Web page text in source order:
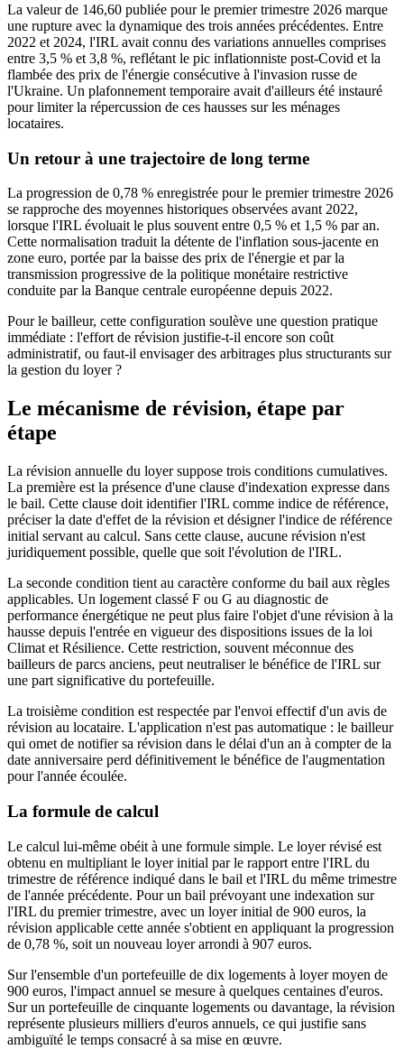
La valeur de 146,60 publiée pour le premier trimestre 2026 marque
une rupture avec la dynamique des trois années précédentes. Entre
2022 et 2024, l'IRL avait connu des variations annuelles comprises
entre 3,5 % et 3,8 %, reflétant le pic inflationniste post-Covid et la
flambée des prix de l'énergie consécutive à l'invasion russe de
l'Ukraine. Un plafonnement temporaire avait d'ailleurs été instauré
pour limiter la répercussion de ces hausses sur les ménages
locataires.
Un retour à une trajectoire de long terme
La progression de 0,78 % enregistrée pour le premier trimestre 2026
se rapproche des moyennes historiques observées avant 2022,
lorsque l'IRL évoluait le plus souvent entre 0,5 % et 1,5 % par an.
Cette normalisation traduit la détente de l'inflation sous-jacente en
zone euro, portée par la baisse des prix de l'énergie et par la
transmission progressive de la politique monétaire restrictive
conduite par la Banque centrale européenne depuis 2022.
Pour le bailleur, cette configuration soulève une question pratique
immédiate : l'effort de révision justifie-t-il encore son coût
administratif, ou faut-il envisager des arbitrages plus structurants sur
la gestion du loyer ?
Le mécanisme de révision, étape par
étape
La révision annuelle du loyer suppose trois conditions cumulatives.
La première est la présence d'une clause d'indexation expresse dans
le bail. Cette clause doit identifier l'IRL comme indice de référence,
préciser la date d'effet de la révision et désigner l'indice de référence
initial servant au calcul. Sans cette clause, aucune révision n'est
juridiquement possible, quelle que soit l'évolution de l'IRL.
La seconde condition tient au caractère conforme du bail aux règles
applicables. Un logement classé F ou G au diagnostic de
performance énergétique ne peut plus faire l'objet d'une révision à la
hausse depuis l'entrée en vigueur des dispositions issues de la loi
Climat et Résilience. Cette restriction, souvent méconnue des
bailleurs de parcs anciens, peut neutraliser le bénéfice de l'IRL sur
une part significative du portefeuille.
La troisième condition est respectée par l'envoi effectif d'un avis de
révision au locataire. L'application n'est pas automatique : le bailleur
qui omet de notifier sa révision dans le délai d'un an à compter de la
date anniversaire perd définitivement le bénéfice de l'augmentation
pour l'année écoulée.
La formule de calcul
Le calcul lui-même obéit à une formule simple. Le loyer révisé est
obtenu en multipliant le loyer initial par le rapport entre l'IRL du
trimestre de référence indiqué dans le bail et l'IRL du même trimestre
de l'année précédente. Pour un bail prévoyant une indexation sur
l'IRL du premier trimestre, avec un loyer initial de 900 euros, la
révision applicable cette année s'obtient en appliquant la progression
de 0,78 %, soit un nouveau loyer arrondi à 907 euros.
Sur l'ensemble d'un portefeuille de dix logements à loyer moyen de
900 euros, l'impact annuel se mesure à quelques centaines d'euros.
Sur un portefeuille de cinquante logements ou davantage, la révision
représente plusieurs milliers d'euros annuels, ce qui justifie sans
ambiguïté le temps consacré à sa mise en œuvre.